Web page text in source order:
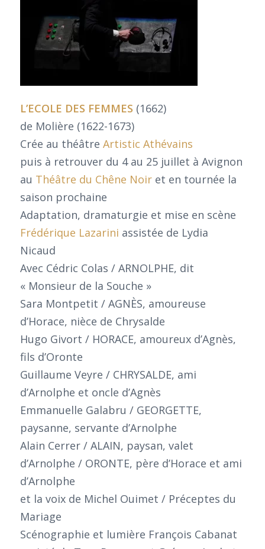
L’ECOLE DES FEMMES (1662)
de Molière (1622-1673)
Crée au théâtre Artistic Athévains
puis à retrouver du 4 au 25 juillet à Avignon
au Théâtre du Chêne Noiret en tournée la
saison prochaine
Adaptation, dramaturgie et mise en scène
Frédérique Lazarini assistée de Lydia
Nicaud
Avec Cédric Colas / ARNOLPHE, dit
« Monsieur de la Souche »
Sara Montpetit / AGNÈS, amoureuse
d’Horace, nièce de Chrysalde
Hugo Givort / HORACE, amoureux d’Agnès,
fils d’Oronte
Guillaume Veyre / CHRYSALDE, ami
d’Arnolphe et oncle d’Agnès
Emmanuelle Galabru / GEORGETTE,
paysanne, servante d’Arnolphe
Alain Cerrer / ALAIN, paysan, valet
d’Arnolphe / ORONTE, père d’Horace et ami
d’Arnolphe
et la voix de Michel Ouimet / Préceptes du
Mariage
Scénographie et lumière François Cabanat